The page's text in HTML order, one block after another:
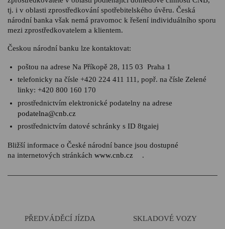
tj. i v oblasti zprostředkování spotřebitelského úvěru. Česká
národní banka však nemá pravomoc k řešení individuálního sporu
mezi zprostředkovatelem a klientem.
Českou národní banku lze kontaktovat:
poštou na adrese Na Příkopě 28, 115 03 Praha 1
telefonicky na čísle +420 224 411 111, popř. na čísle Zelené
linky: +420 800 160 170
prostřednictvím elektronické podatelny na adrese
podatelna@cnb.cz
prostřednictvím datové schránky s ID 8tgaiej
Bližší informace o České národní bance jsou dostupné
na internetových stránkách www.cnb.cz .
PŘEDVÁDĚCÍ JÍZDA SKLADOVÉ VOZY